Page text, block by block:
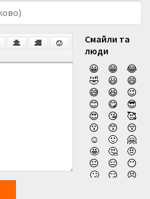
Смайли та
люди
😀
😁
😂
🤣
😃
😄
😅
😆
😉
😊
😋
😎
😍
😘
🥰
😗
😙
😚
☺️
🙂
🤗
🤩
🤔
🤨
😐
😑
😶
🙄
😏
😣